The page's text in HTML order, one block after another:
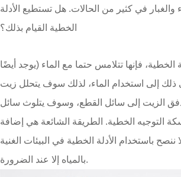
في كثير من الحالات. هل تستطيع الأدلة
الخطية القيام بذلك؟
الخطية، فإنها تتلامس حتما مع الماء (يوجد أيضًا
ذلك إلى استخدام الماء، لذلك سوف يتحلل زيت
الزيت إلى سائل القطع، وسوف يتلوث سائل
التوجيه الخطية. الطريقة الشائعة هي إضافة
باستخدام الأدلة الخطية في البيئات الغنية
بالمياه إلا عند الضرورة.